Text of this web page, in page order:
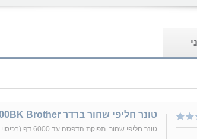
טונר חליפי שחור ברדר TN900BK Brother
טונר חליפי שחור. תפוקת הדפסה עד 6000 דף (בכיסוי 5% מהדף).